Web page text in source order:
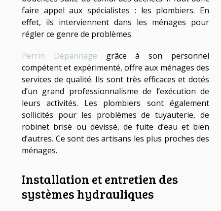
faire appel aux spécialistes : les plombiers. En
effet, ils interviennent dans les ménages pour
régler ce genre de problèmes.
Perrin Dépannage grâce à son personnel
compétent et expérimenté, offre aux ménages des
services de qualité. Ils sont très efficaces et dotés
d’un grand professionnalisme de l’exécution de
leurs activités. Les plombiers sont également
sollicités pour les problèmes de tuyauterie, de
robinet brisé ou dévissé, de fuite d’eau et bien
d’autres. Ce sont des artisans les plus proches des
ménages.
Installation et entretien des
systèmes hydrauliques